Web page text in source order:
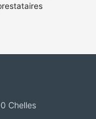
Chelles